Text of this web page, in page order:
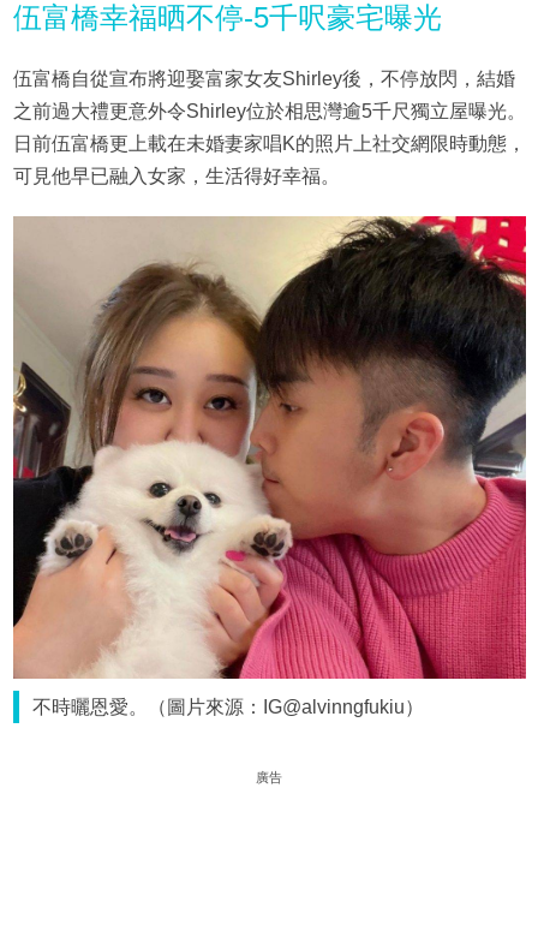
伍富橋幸福晒不停-5千呎豪宅曝光
伍富橋自從宣布將迎娶富家女友Shirley後，不停放閃，結婚
之前過大禮更意外令Shirley位於相思灣逾5千尺獨立屋曝光。
日前伍富橋更上載在未婚妻家唱K的照片上社交網限時動態，
可見他早已融入女家，生活得好幸福。
不時曬恩愛。（圖片來源：IG@alvinngfukiu）
廣告